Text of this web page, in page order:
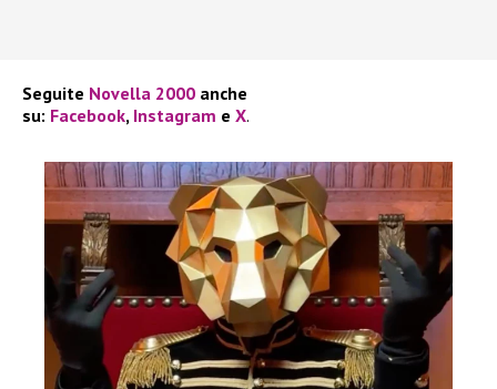
Seguite Novella 2000 anche
su: Facebook, Instagram e X.